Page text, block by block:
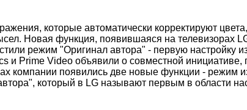
которые автоматически корректируют
Новая функция, появившаяся на телевизорах
режим "Оригинал автора" - первую настройку
и Prime Video объявили о совместной
компании появились две новые функции - режим
который в LG называют первым в области